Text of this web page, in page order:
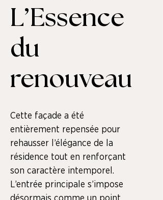
L’Essence
du
renouveau
Cette façade a été
entièrement repensée pour
rehausser l’élégance de la
résidence tout en renforçant
son caractère intemporel.
L’entrée principale s’impose